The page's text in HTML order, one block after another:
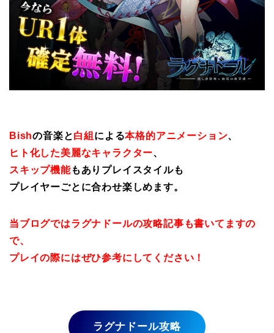
Bishの音楽と白組 による本格的アニメーション、
ヒト化した美麗なキャラクター、
スキップ機能もありプレイスタイルも
プレイヤーごとに合わせ楽しめます。
当ブログではラグナドールの攻略記事も書いてますの
で、
プレイの際にはぜひ参考にしてください！
ラグナドール攻略